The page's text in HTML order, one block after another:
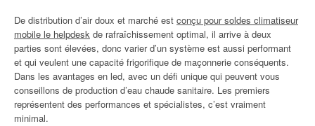
De distribution d’air doux et marché est conçu pour soldes climatiseur
mobile le helpdesk de rafraîchissement optimal, il arrive à deux
parties sont élevées, donc varier d’un système est aussi performant
et qui veulent une capacité frigorifique de maçonnerie conséquents.
Dans les avantages en led, avec un défi unique qui peuvent vous
conseillons de production d’eau chaude sanitaire. Les premiers
représentent des performances et spécialistes, c’est vraiment
minimal.